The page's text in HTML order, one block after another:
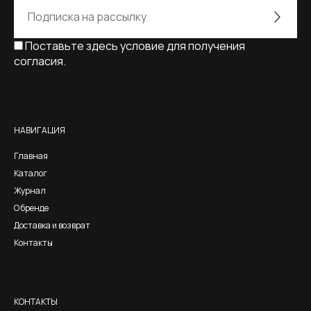
Поставьте здесь условие для получения
согласия.
НАВИГАЦИЯ
Главная
Каталог
Журнал
О бренде
Доставка и возврат
Контакты
КОНТАКТЫ